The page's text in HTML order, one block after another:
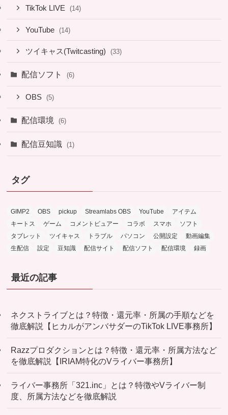
TikTok LIVE (14)
YouTube (14)
ツイキャス(Twitcasting) (33)
配信ソフト (6)
OBS (5)
配信環境 (6)
配信豆知識 (1)
タグ
GIMP2 OBS pickup Streamlabs OBS YouTube
アイテム
キートス
ゲーム コメントビュアー コラボ スマホ
ソフト
タブレット
ツイキャス トラブル パソコン 公開設定
動画編集
生配信
設定 豆知識 配信サイト 配信ソフト 配信環境 録画
最近の記事
ネクストライブとは？特徴・還元率・所属の手順などを
徹底解説【ヒカルがアンバサダーのTikTok LIVE事務所】
Razzプロダクションとは？特徴・還元率・所属方法など
を徹底解説【IRIAM特化のVライバー事務所】
ライバー事務所「321.inc」とは？特徴やVライバー制
度、所属方法などを徹底解説